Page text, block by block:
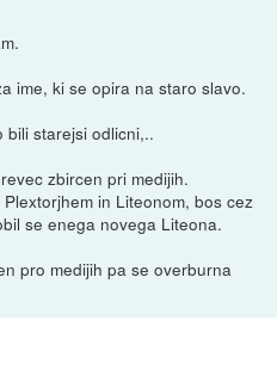
ime, ki se opira na staro slavo.
bili starejsi odlicni,..
zbircen pri medijih.
in Liteonom, bos cez
se enega novega Liteona.
pro medijih pa se overburna